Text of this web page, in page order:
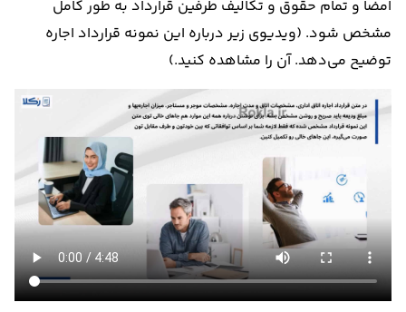
امضا و تمام حقوق و تکالیف طرفین قرارداد به طور کامل
مشخص شود. (ویدیوی زیر درباره این نمونه قرارداد اجاره
توضیح می‌دهد. آن را مشاهده کنید.)